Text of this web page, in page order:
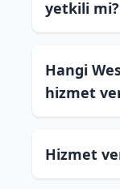
yetkili mi?
Hangi
hizmet
Hizmet